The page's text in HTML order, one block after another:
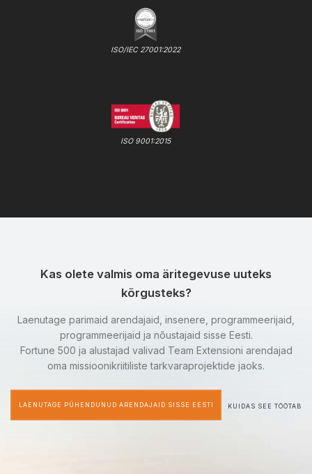
ISO/IEC 27001:2022
ISO 9001:2015
Kas olete valmis oma äritegevuse uuteks
kõrgusteks?
Laenutage parimaid arendajaid, insenere, programmeerijaid,
programmeerijaid ja nõustajaid sisse Eesti.
Fortune 500 ja alustajad valivad Team Extensioni arendajad
oma missioonikriitiliste tarkvaraprojektide jaoks.
LAENUTAGE PÜHENDUNUD ARENDAJAID SISSE EESTI KUIDAS SEE TÖÖTAB